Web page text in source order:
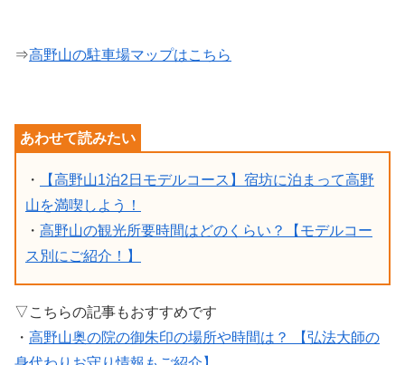
⇒高野山の駐車場マップはこちら
・
【高野山1泊2日モデルコース】宿坊に泊まって高野
山を満喫しよう！
・ 高野山の観光所要時間はどのくらい？【モデルコー
ス別にご紹介！】
▽こちらの記事もおすすめです
・ 高野山奥の院の御朱印の場所や時間は？ 【弘法大師の